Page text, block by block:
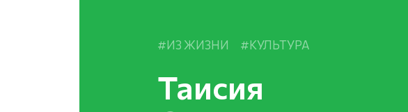
ИЗ ЖИЗНИ КУЛЬТУРА
Таисия